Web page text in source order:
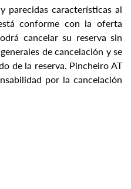
parecidas características al
conforme con la oferta
cancelar su reserva sin
de cancelación y se
de la reserva. Pincheiro AT
por la cancelación